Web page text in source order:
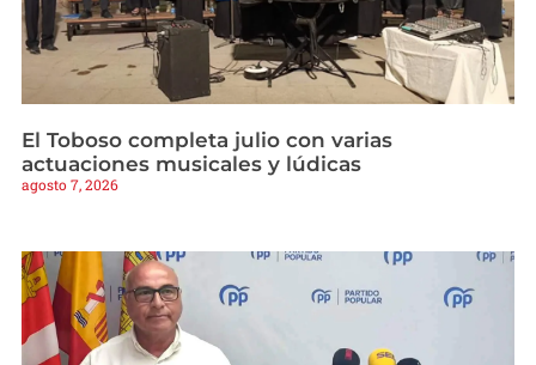
El Toboso completa julio con varias
actuaciones musicales y lúdicas
agosto 7, 2026